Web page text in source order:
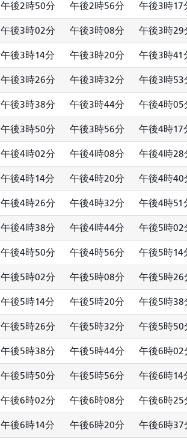
午後2時50分 午後2時56分 午後3時17
午後3時02分 午後3時08分 午後3時29
午後3時14分 午後3時20分 午後3時41
午後3時26分 午後3時32分 午後3時53
午後3時38分 午後3時44分 午後4時05
午後3時50分 午後3時56分 午後4時17
午後4時02分 午後4時08分 午後4時28
午後4時14分 午後4時20分 午後4時40
午後4時26分 午後4時32分 午後4時51
午後4時38分 午後4時44分 午後5時02
午後4時50分 午後4時56分 午後5時14
午後5時02分 午後5時08分 午後5時26
午後5時14分 午後5時20分 午後5時38
午後5時26分 午後5時32分 午後5時50
午後5時38分 午後5時44分 午後6時02
午後5時50分 午後5時56分 午後6時14
午後6時02分 午後6時08分 午後6時25
午後6時14分 午後6時20分 午後6時37